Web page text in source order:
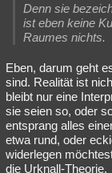
Denn sie
ist eben keine
Raumes nichts.
Eben, darum geht
sind. Realität ist
bleibt nur eine
sie seien so, oder
entsprang alles
etwa rund, oder
widerlegen
die Urknall-Theorie.